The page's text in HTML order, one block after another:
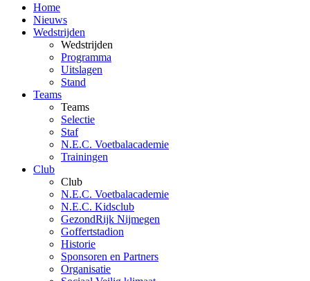
Home
Nieuws
Wedstrijden
Wedstrijden
Programma
Uitslagen
Stand
Teams
Teams
Selectie
Staf
N.E.C. Voetbalacademie
Trainingen
Club
Club
N.E.C. Voetbalacademie
N.E.C. Kidsclub
GezondRijk Nijmegen
Goffertstadion
Historie
Sponsoren en Partners
Organisatie